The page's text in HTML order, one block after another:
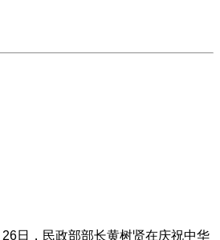
日，民政部部长黄树贤在庆祝中华